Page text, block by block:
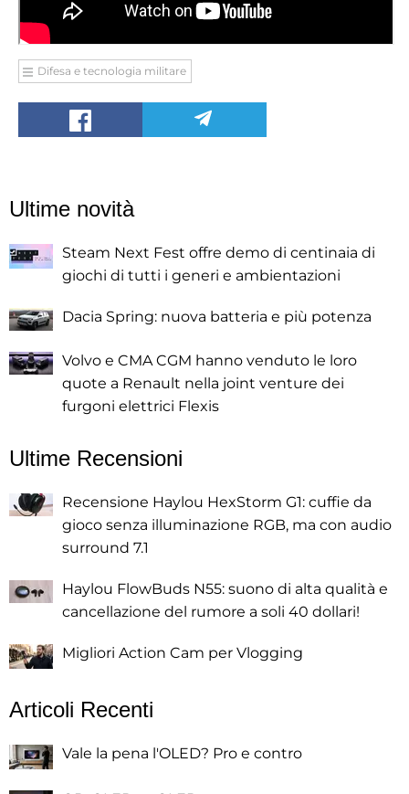
Difesa e tecnologia militare
Ultime novità
Steam Next Fest offre demo di centinaia di
giochi di tutti i generi e ambientazioni
Dacia Spring: nuova batteria e più potenza
Volvo e CMA CGM hanno venduto le loro
quote a Renault nella joint venture dei
furgoni elettrici Flexis
Ultime Recensioni
Recensione Haylou HexStorm G1: cuffie da
gioco senza illuminazione RGB, ma con audio
surround 7.1
Haylou FlowBuds N55: suono di alta qualità e
cancellazione del rumore a soli 40 dollari!
Migliori Action Cam per Vlogging
Articoli Recenti
Vale la pena l'OLED? Pro e contro